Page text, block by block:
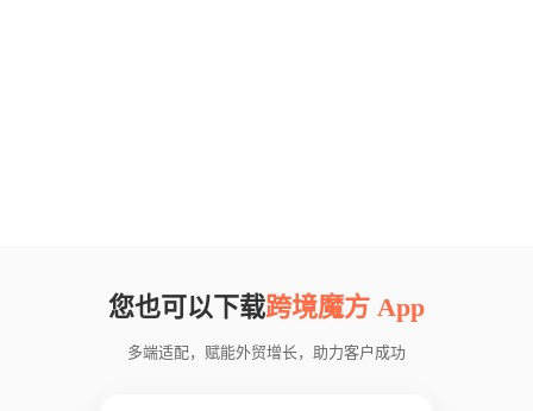
您也可以下载跨境魔方 App
多端适配，赋能外贸增长，助力客户成功